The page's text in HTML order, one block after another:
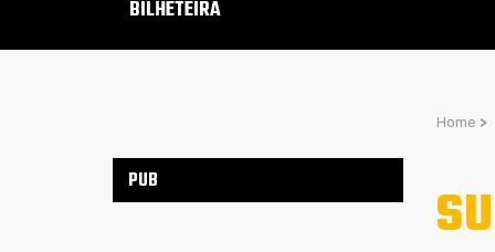
BILHETEIRA
Home >
PUB